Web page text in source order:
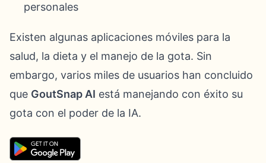
personales
Existen algunas aplicaciones móviles para la
salud, la dieta y el manejo de la gota. Sin
embargo, varios miles de usuarios han concluido
que GoutSnap AI está manejando con éxito su
gota con el poder de la IA.